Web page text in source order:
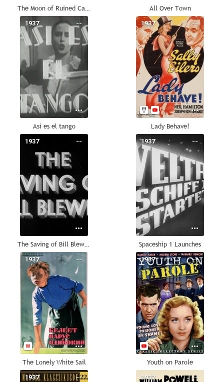
The Moon of Ruined Castle All Over Town
--
1937
Así es el tango
--
1937
Lady Behave!
--
1937
The Saving of Bill Blewitt
--
1937
Spaceship 1 Launches
--
1937
The Lonely White Sail
--
1937
Youth on Parole
--
1937 --
1937